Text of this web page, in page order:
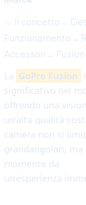
→ Il concetto →
Funzionamento →
Accessori →
La GoPro Fusion
significativo nel
offrendo una
un’alta qualità
camera non si
grandangolari,
momento da
un’esperienza